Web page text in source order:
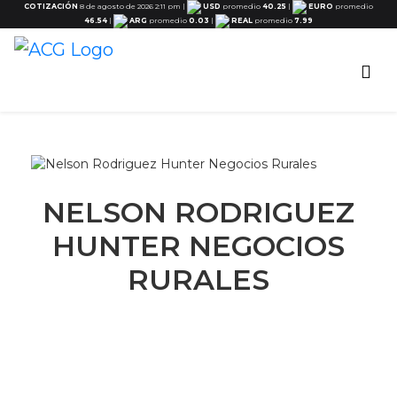
COTIZACIÓN 8 de agosto de 2026 2:11 pm | USD promedio 40.25 | EURO promedio
46.54 | ARG promedio 0.03 | REAL promedio 7.99
NELSON RODRIGUEZ
HUNTER NEGOCIOS
RURALES